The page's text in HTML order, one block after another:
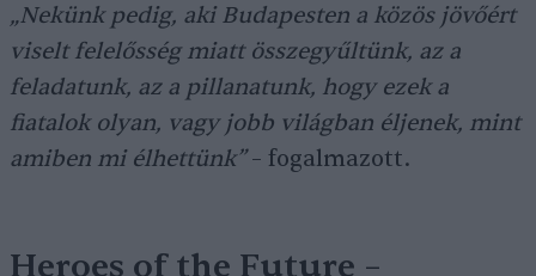
„Nekünk pedig, aki Budapesten a közös jövőért
viselt felelősség miatt összegyűltünk, az a
feladatunk, az a pillanatunk, hogy ezek a
fiatalok olyan, vagy jobb világban éljenek, mint
amiben mi élhettünk”– fogalmazott.
Heroes of the Future –